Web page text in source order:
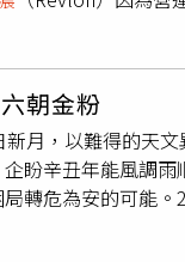
持續衝高，坐擁天
情是人在心中便
身心病中解脫。金
野岸無人舟自橫
慎微在日常，方能
感情是俯仰流年
星加持，天秤差
說撥亂反正，水
見成王，絕無敗寇
合相吉兆，本周射
是路邊野花你莫
人變小人，更防
金散去還復來吉
也可能因購買奢
或藝術品正是佳
場豔冠群芳，事業
財有。感情是名花
勢，圓夢之際仍須
取圓滿，不計代
變不驚。水逆告
，卻不孤單。 天秤
緒化，衝動做決
人償還近780萬美
旗集團起初以這是
5億美元（約新台
11日的轉帳是「
結果，花旗集團強
就不應該收下這些
朝金粉
月，以難得的天
盼辛丑年能風調
轉危為安的可能
餘話題。消費娛
，本月貴金屬與